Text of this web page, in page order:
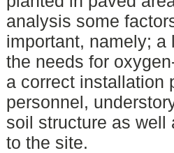
analysis some
important, namely; a
the needs for
a correct installation
personnel,
soil structure as well
to the site.